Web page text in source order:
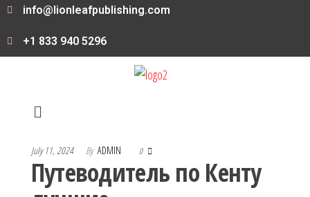
info@lionleafpublishing.com
+1 833 940 5296
July 11, 2024 By ADMIN 0
Путеводитель по Кенту